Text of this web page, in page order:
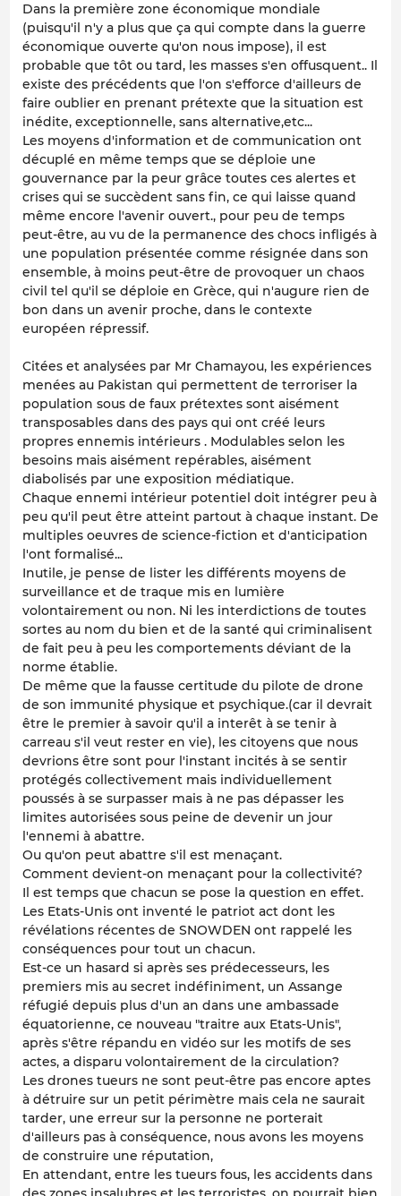
Dans la première zone économique mondiale
(puisqu'il n'y a plus que ça qui compte dans la guerre
économique ouverte qu'on nous impose), il est
probable que tôt ou tard, les masses s'en offusquent.. Il
existe des précédents que l'on s'efforce d'ailleurs de
faire oublier en prenant prétexte que la situation est
inédite, exceptionnelle, sans alternative,etc...
Les moyens d'information et de communication ont
décuplé en même temps que se déploie une
gouvernance par la peur grâce toutes ces alertes et
crises qui se succèdent sans fin, ce qui laisse quand
même encore l'avenir ouvert., pour peu de temps
peut-être, au vu de la permanence des chocs infligés à
une population présentée comme résignée dans son
ensemble, à moins peut-être de provoquer un chaos
civil tel qu'il se déploie en Grèce, qui n'augure rien de
bon dans un avenir proche, dans le contexte
européen répressif.
Citées et analysées par Mr Chamayou, les expériences
menées au Pakistan qui permettent de terroriser la
population sous de faux prétextes sont aisément
transposables dans des pays qui ont créé leurs
propres ennemis intérieurs . Modulables selon les
besoins mais aisément repérables, aisément
diabolisés par une exposition médiatique.
Chaque ennemi intérieur potentiel doit intégrer peu à
peu qu'il peut être atteint partout à chaque instant. De
multiples oeuvres de science-fiction et d'anticipation
l'ont formalisé...
Inutile, je pense de lister les différents moyens de
surveillance et de traque mis en lumière
volontairement ou non. Ni les interdictions de toutes
sortes au nom du bien et de la santé qui criminalisent
de fait peu à peu les comportements déviant de la
norme établie.
De même que la fausse certitude du pilote de drone
de son immunité physique et psychique.(car il devrait
être le premier à savoir qu'il a interêt à se tenir à
carreau s'il veut rester en vie), les citoyens que nous
devrions être sont pour l'instant incités à se sentir
protégés collectivement mais individuellement
poussés à se surpasser mais à ne pas dépasser les
limites autorisées sous peine de devenir un jour
l'ennemi à abattre.
Ou qu'on peut abattre s'il est menaçant.
Comment devient-on menaçant pour la collectivité?
Il est temps que chacun se pose la question en effet.
Les Etats-Unis ont inventé le patriot act dont les
révélations récentes de SNOWDEN ont rappelé les
conséquences pour tout un chacun.
Est-ce un hasard si après ses prédecesseurs, les
premiers mis au secret indéfiniment, un Assange
réfugié depuis plus d'un an dans une ambassade
équatorienne, ce nouveau "traitre aux Etats-Unis",
après s'être répandu en vidéo sur les motifs de ses
actes, a disparu volontairement de la circulation?
Les drones tueurs ne sont peut-être pas encore aptes
à détruire sur un petit périmètre mais cela ne saurait
tarder, une erreur sur la personne ne porterait
d'ailleurs pas à conséquence, nous avons les moyens
de construire une réputation,
En attendant, entre les tueurs fous, les accidents dans